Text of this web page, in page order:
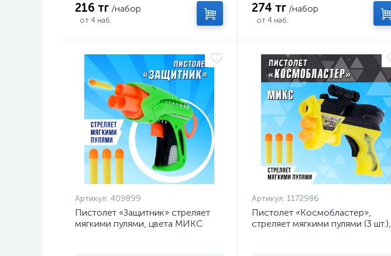
216 тг /набор
от 4 наб.
274 тг /набор
от 4 наб.
Артикул: 409899
Пистолет «Защитник» стреляет
мягкими пулями, цвета МИКС
Артикул: 1172986
Пистолет «Космобластер»,
стреляет мягкими пулями (3 шт.),